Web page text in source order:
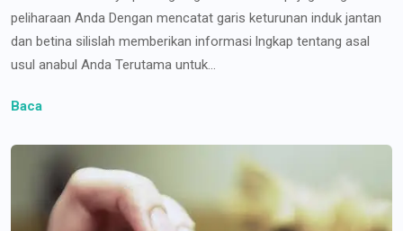
peliharaan Anda Dengan mencatat garis keturunan induk jantan
dan betina silislah memberikan informasi lngkap tentang asal
usul anabul Anda Terutama untuk...
Baca